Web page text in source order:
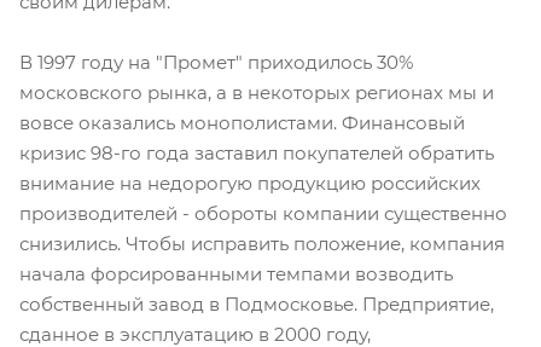
В 1997 году на "Промет" приходилось 30%
московского рынка, а в некоторых регионах мы и
вовсе оказались монополистами. Финансовый
кризис 98-го года заставил покупателей обратить
внимание на недорогую продукцию российских
производителей - обороты компании существенно
снизились. Чтобы исправить положение, компания
начала форсированными темпами возводить
собственный завод в Подмосковье. Предприятие,
сданное в эксплуатацию в 2000 году,